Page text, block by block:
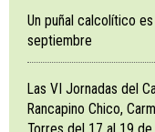
Un puñal calcolítico
septiembre
Las VI Jornadas del
Rancapino Chico,